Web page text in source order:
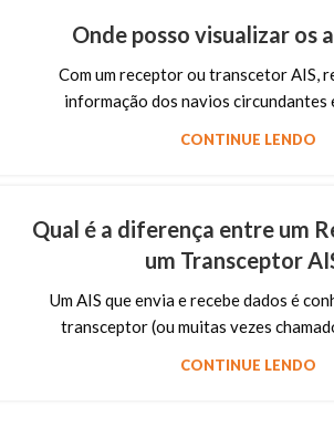
Onde posso visualizar os
Com um receptor ou transcetor AIS,
informação dos navios circundantes
CONTINUE LENDO
Qual é a diferença entre um
um Transceptor
Um AIS que envia e recebe dados é
transceptor (ou muitas vezes
CONTINUE LENDO